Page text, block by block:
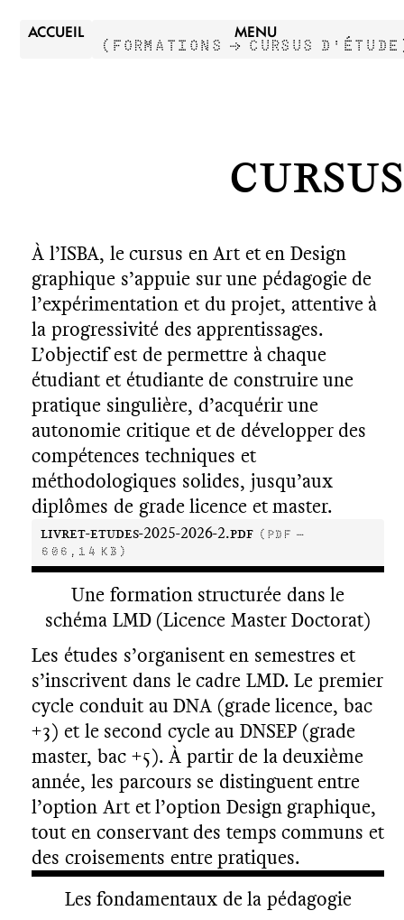
ACCUEIL MENU
( FORMATIONS → CURSUS D'ÉTUDE
À l’ISBA, le cursus en Art et en Design
graphique s’appuie sur une pédagogie de
l’expérimentation et du projet, attentive à
la progressivité des apprentissages.
L’objectif est de permettre à chaque
étudiant et étudiante de construire une
pratique singulière, d’acquérir une
autonomie critique et de développer des
compétences techniques et
méthodologiques solides, jusqu’aux
diplômes de grade licence et master.
livret-etudes-2025-2026-2.pdf (pdf —
606,14 KB)
Une formation structurée dans le
schéma LMD (Licence Master Doctorat)
Les études s’organisent en semestres et
s’inscrivent dans le cadre LMD. Le premier
cycle conduit au DNA (grade licence, bac
+3) et le second cycle au DNSEP (grade
master, bac +5). À partir de la deuxième
année, les parcours se distinguent entre
l’option Art et l’option Design graphique,
tout en conservant des temps communs et
des croisements entre pratiques.
Les fondamentaux de la pédagogie